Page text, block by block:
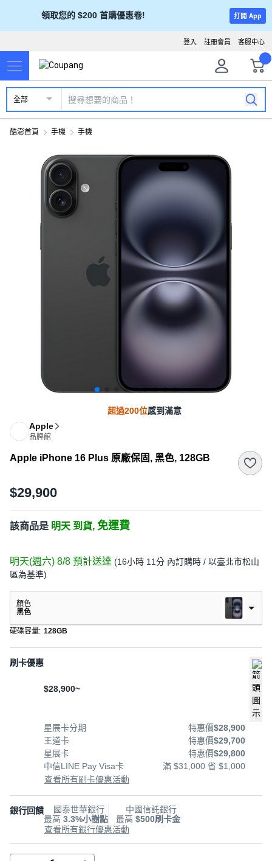
領取您的 $200 首購優惠卷! 打開 App
客服中心
註冊會員
登入
全部
酷澎首頁 手機 手機
超過200位感到滿意
Apple
品牌館
Apple iPhone 16 Plus 原廠保固, 黑色, 128GB
$29,900
該商品是 明天 到貨, 免運費
明天(週六) 8/8 預計送達 (16小時 11分 內訂購時 / 以臺北市松山
區為基準)
顏色
黑色
硬碟容量: 128GB
刷卡優惠
$28,900~
星展卡分期 特惠價$28,900
王道卡
特惠價$29,700
星展卡
特惠價$29,800
中信LINE Pay Visa卡
滿 $31,000 省 $1,000
查看所有刷卡優惠活動
銀行回饋
國泰世華銀行
最高 3.3%小樹點
中國信託銀行
最高 $500刷卡金
查看所有銀行優惠活動